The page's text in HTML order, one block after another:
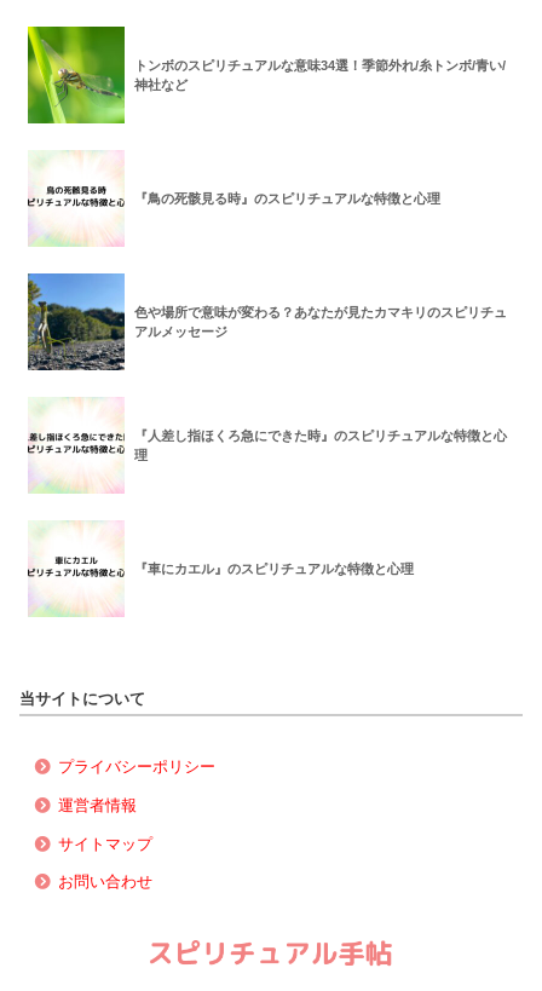
トンボのスピリチュアルな意味34選！季節外れ/糸トンボ/青い/
神社など
『鳥の死骸見る時』のスピリチュアルな特徴と心理
色や場所で意味が変わる？あなたが見たカマキリのスピリチュ
アルメッセージ
『人差し指ほくろ急にできた時』のスピリチュアルな特徴と心
理
『車にカエル』のスピリチュアルな特徴と心理
当サイトについて
プライバシーポリシー
運営者情報
サイトマップ
お問い合わせ